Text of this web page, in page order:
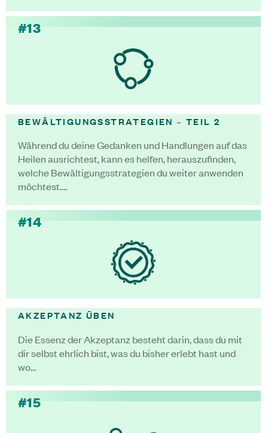
#13
BEWÄLTIGUNGSSTRATEGIEN – TEIL 2
Während du deine Gedanken und Handlungen auf das
Heilen ausrichtest, kann es helfen, herauszufinden,
welche Bewältigungsstrategien du weiter anwenden
möchtest.…
#14
AKZEPTANZ ÜBEN
Die Essenz der Akzeptanz besteht darin, dass du mit
dir selbst ehrlich bist, was du bisher erlebt hast und
wo…
#15